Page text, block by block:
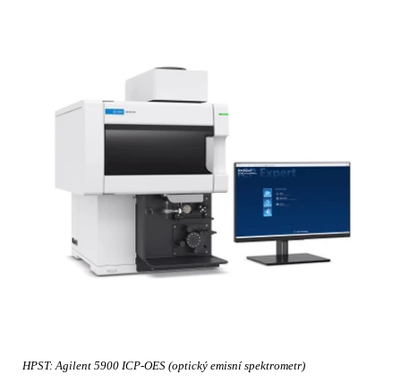
HPST: Agilent 5900 ICP-OES (optický emisní spektrometr)